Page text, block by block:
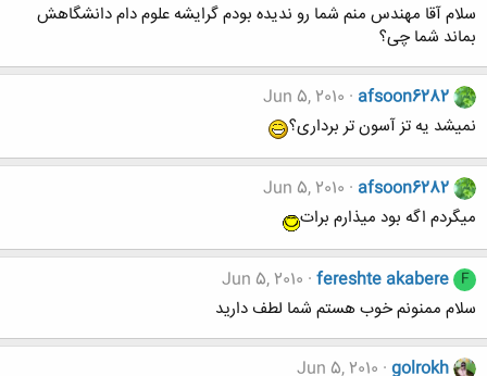
سلام آقا مهندس منم شما رو ندیده بودم گرایشه علوم دام دانشگاهش
بماند شما چی؟
afsoon6282
Jun 5, 2010
نمیشد یه تز آسون تر برداری؟
afsoon6282
Jun 5, 2010
میگردم اگه بود میذارم برات
F
fereshte akabere
Jun 5, 2010
سلام ممنونم خوب هستم شما لطف داريد
golrokh
Jun 5, 2010